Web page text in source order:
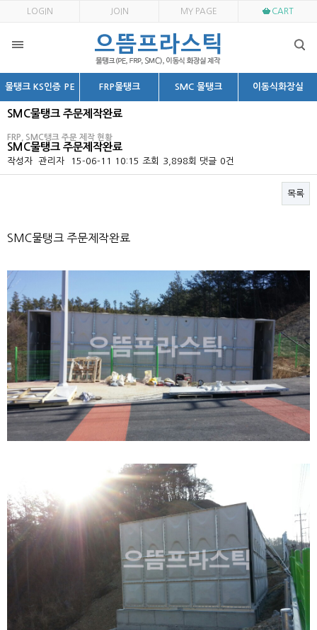
LOGIN JOIN MY PAGE CART
물탱크 KS인증 PE FRP물탱크 SMC 물탱크 이동식화장실
SMC물탱크 주문제작완료
FRP, SMC탱크 주문 제작 현황
SMC물탱크 주문제작완료
작성자 관리자 15-06-11 10:15 조회 3,898회 댓글 0건
목록
SMC물탱크 주문제작완료